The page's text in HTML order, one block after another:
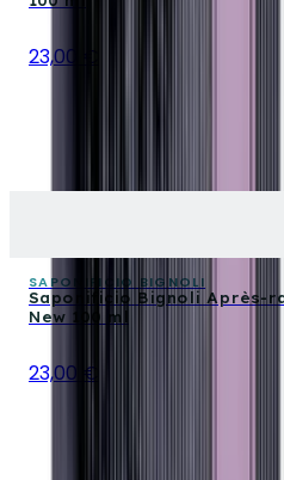
23,00 €
SAPONIFICIO BIGNOLI
Saponificio Bignoli Après-
New 100 ml
23,00 €